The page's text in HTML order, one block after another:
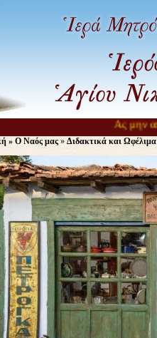
Ας μην
» Ο Ναός μας » Διδακτικά και Ωφέλιμα